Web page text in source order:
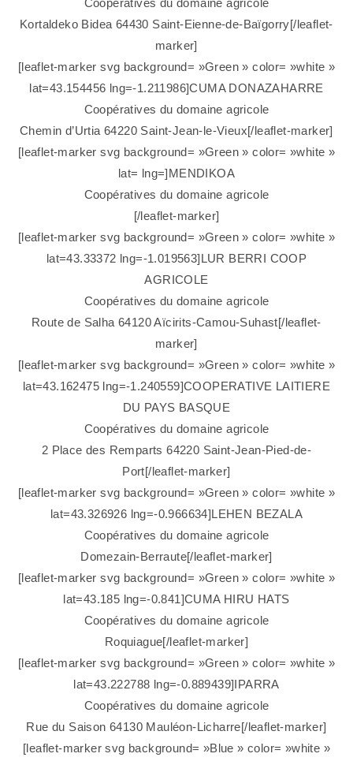
Coopératives du domaine agricole
Kortaldeko Bidea 64430 Saint-Eienne-de-Baïgorry[/leaflet-
marker]
[leaflet-marker svg background= »Green » color= »white »
lat=43.154456 lng=-1.211986]CUMA DONAZAHARRE
Coopératives du domaine agricole
Chemin d’Urtia 64220 Saint-Jean-le-Vieux[/leaflet-marker]
[leaflet-marker svg background= »Green » color= »white »
lat= lng=]MENDIKOA
Coopératives du domaine agricole
[/leaflet-marker]
[leaflet-marker svg background= »Green » color= »white »
lat=43.33372 lng=-1.019563]LUR BERRI COOP
AGRICOLE
Coopératives du domaine agricole
Route de Salha 64120 Aïcirits-Camou-Suhast[/leaflet-
marker]
[leaflet-marker svg background= »Green » color= »white »
lat=43.162475 lng=-1.240559]COOPERATIVE LAITIERE
DU PAYS BASQUE
Coopératives du domaine agricole
2 Place des Remparts 64220 Saint-Jean-Pied-de-
Port[/leaflet-marker]
[leaflet-marker svg background= »Green » color= »white »
lat=43.326926 lng=-0.966634]LEHEN BEZALA
Coopératives du domaine agricole
Domezain-Berraute[/leaflet-marker]
[leaflet-marker svg background= »Green » color= »white »
lat=43.185 lng=-0.841]CUMA HIRU HATS
Coopératives du domaine agricole
Roquiague[/leaflet-marker]
[leaflet-marker svg background= »Green » color= »white »
lat=43.222788 lng=-0.889439]IPARRA
Coopératives du domaine agricole
Rue du Saison 64130 Mauléon-Licharre[/leaflet-marker]
[leaflet-marker svg background= »Blue » color= »white »